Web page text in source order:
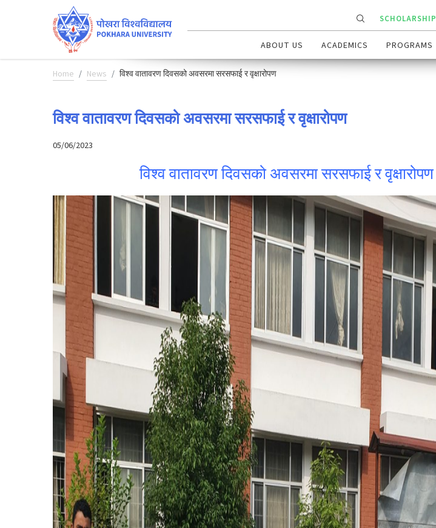
SCHOLARSHIP
ABOUT US ACADEMICS PROGRAMS
Home News विश्व वातावरण दिवसको अवसरमा सरसफाई र वृक्षारोपण
विश्व वातावरण दिवसको अवसरमा सरसफाई र वृक्षारोपण
05/06/2023
विश्व वातावरण दिवसको अवसरमा सरसफाई र वृक्षारोपण